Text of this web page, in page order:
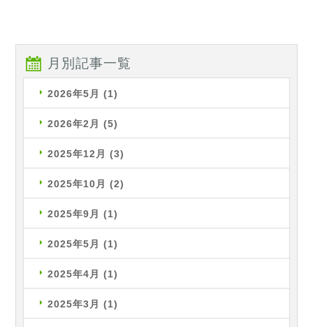
月別記事一覧
2026年5月 (1)
2026年2月 (5)
2025年12月 (3)
2025年10月 (2)
2025年9月 (1)
2025年5月 (1)
2025年4月 (1)
2025年3月 (1)